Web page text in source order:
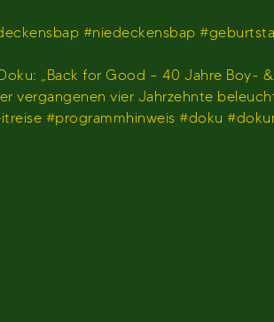
#niedeckensbap
„Back for Good – 40 Jahre Boy-
vergangenen vier Jahrzehnte
#programmhinweis #doku